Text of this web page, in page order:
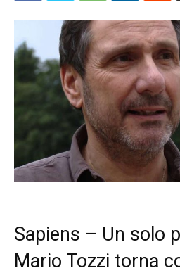
Sapiens – Un solo
Mario Tozzi torna